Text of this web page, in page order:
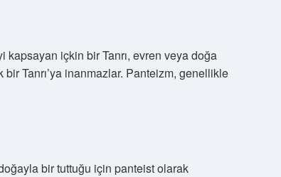
kapsayan içkin bir Tanrı, evren veya doğa
Tanrı’ya inanmazlar. Panteizm, genellikle
bir tuttuğu için panteist olarak